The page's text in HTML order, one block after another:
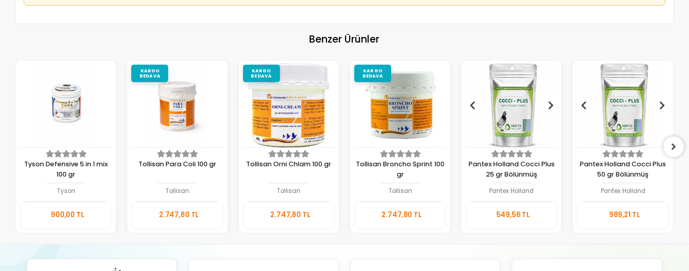
Benzer Ürünler
Tyson Defensive 5 in 1 mix
100 gr
Tyson
900,00 TL
KARGO
BEDAVA
Tollisan Para Coli 100 gr
Tollisan
2.747,80 TLEkle
KARGO
BEDAVA
Tollisan Orni Chlam 100 gr
Tollisan
2.747,80 TLEkle
KARGO
BEDAVA
Tollisan Broncho Sprint 100
gr
Tollisan
2.747,80 TLEkle
Pantex Holland Cocci Plus
25 gr Bölünmüş
Pantex Holland
549,56 TL
Pantex Holland Cocci Plus
50 gr Bölünmüş
Pantex Holland
989,21 TL